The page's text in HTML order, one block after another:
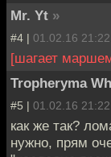
Mr. Yt »
#4 | 01.02.16 21:22
[шагает
Tropheryma
#5 | 01.02.16 21:22
как же так?
нужно, прям